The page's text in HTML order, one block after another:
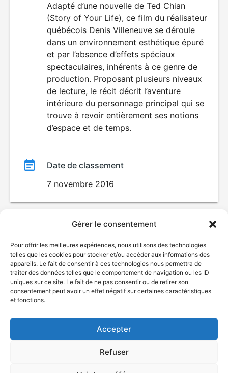
Gérer le consentement
Pour offrir les meilleures expériences, nous utilisons des technologies
telles que les cookies pour stocker et/ou accéder aux informations des
appareils. Le fait de consentir à ces technologies nous permettra de
traiter des données telles que le comportement de navigation ou les ID
uniques sur ce site. Le fait de ne pas consentir ou de retirer son
consentement peut avoir un effet négatif sur certaines caractéristiques
et fonctions.
Accepter
Refuser
Adapté d’une nouvelle de Ted Chian
(Story of Your Life), ce film du réalisateur
québécois Denis Villeneuve se déroule
dans un environnement esthétique épuré
et par l’absence d’effets spéciaux
spectaculaires, inhérents à ce genre de
production. Proposant plusieurs niveaux
de lecture, le récit décrit l’aventure
intérieure du personnage principal qui se
trouve à revoir entièrement ses notions
d’espace et de temps.
Date de classement
7 novembre 2016
© Gouvernement du Québec, 2026
Plan du site
Accessibilité
Accès à l'information
Déclaration de services